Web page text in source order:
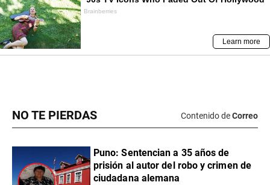
NO TE PIERDAS Contenido deCorreo
Puno: Sentencian a 35 años de
prisión al autor del robo y crimen de
ciudadana alemana